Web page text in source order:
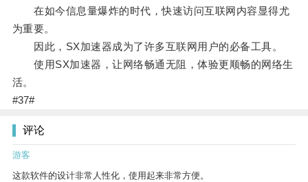
在如今信息量爆炸的时代，快速访问互联网内容显得尤
为重要。
因此，SX加速器成为了许多互联网用户的必备工具。
使用SX加速器，让网络畅通无阻，体验更顺畅的网络生
活。
#37#
评论
游客
这款软件的设计非常人性化，使用起来非常方便。